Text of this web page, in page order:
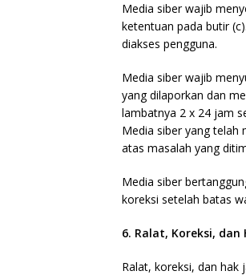
Media siber wajib
ketentuan pada butir
diakses pengguna.
Media siber wajib
yang dilaporkan dan
lambatnya 2 x 24 jam
Media siber yang telah
atas masalah yang
Media siber
koreksi setelah batas
6. Ralat, Koreksi, dan
Ralat, koreksi, dan hak